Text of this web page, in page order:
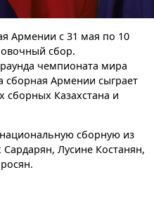
Армении с 31 мая по 10
сбор.
чемпионата мира
Армении сыграет
сборных Казахстана и
сборную из
Лусине Костанян,